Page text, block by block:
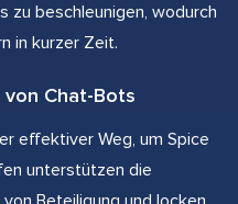
zu beschleunigen, wodurch
in kurzer Zeit.
Chat-Bots
effektiver Weg, um Spice
unterstützen die